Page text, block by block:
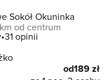
Sokół Okuninka
od centrum
31 opinii
od189 zł